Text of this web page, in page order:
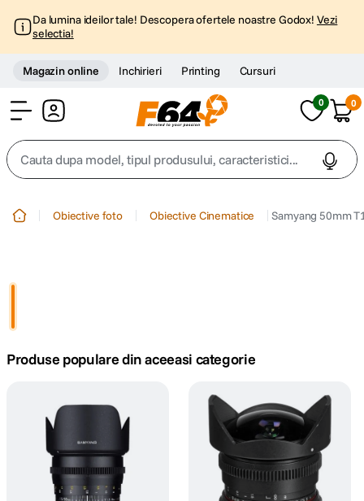
Da lumina ideilor tale! Descopera ofertele noastre Godox! Vezi
selectia!
Magazin online Inchirieri Printing Cursuri
0 0
Cauta dupa model, tipul produsului, caracteristici...
4. peak design
. lavaliera
card memorie
Obiective foto Obiective Cinematice Samyang 50mm
Produse populare din aceeasi categorie